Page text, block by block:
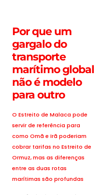
Por que um
gargalo do
transporte
marítimo global
não é modelo
para outro
O Estreito de Malaca pode
servir de referência para
como Omã e Irã poderiam
cobrar tarifas no Estreito de
Ormuz, mas as diferenças
entre as duas rotas
marítimas são profundas